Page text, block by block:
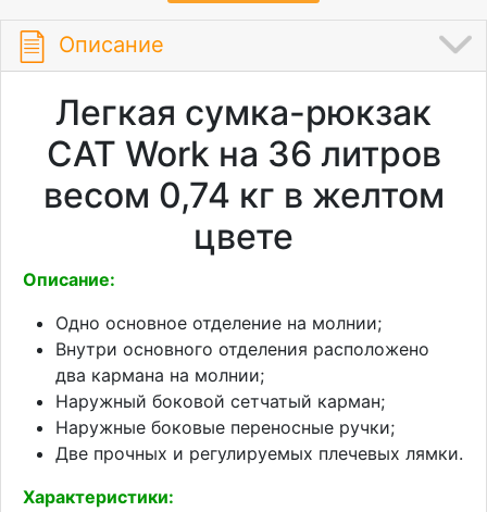
Описание
Легкая сумка-рюкзак
CAT Work на 36 литров
весом 0,74 кг в желтом
цвете
Описание:
Одно основное отделение на молнии;
Внутри основного отделения расположено
два кармана на молнии;
Наружный боковой сетчатый карман;
Наружные боковые переносные ручки;
Две прочных и регулируемых плечевых лямки.
Характеристики: